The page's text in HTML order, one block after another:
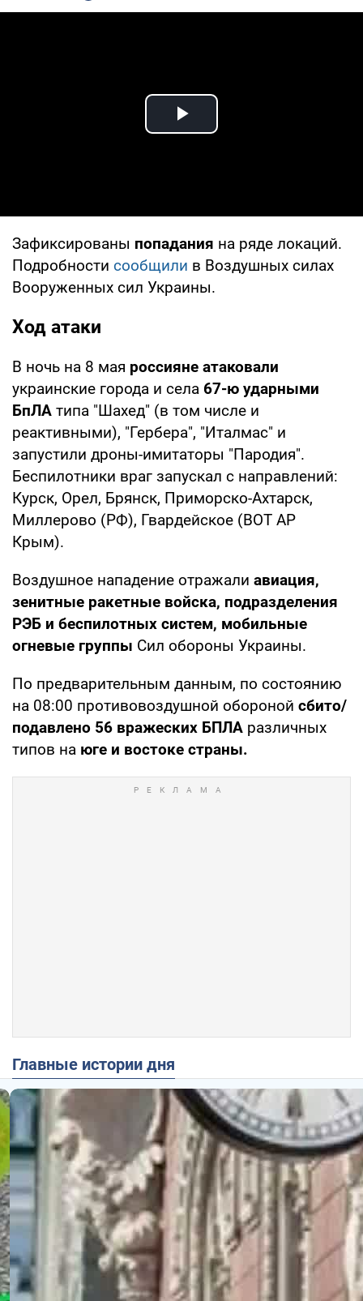
Play Video
Зафиксированы попадания на ряде локаций.
Подробности сообщили в Воздушных силах
Вооруженных сил Украины.
Ход атаки
В ночь на 8 мая россияне атаковали
украинские города и села 67-ю ударными
БпЛА типа "Шахед" (в том числе и
реактивными), "Гербера", "Италмас" и
запустили дроны-имитаторы "Пародия".
Беспилотники враг запускал с направлений:
Курск, Орел, Брянск, Приморско-Ахтарск,
Миллерово (РФ), Гвардейское (ВОТ АР
Крым).
Воздушное нападение отражали авиация,
зенитные ракетные войска, подразделения
РЭБ и беспилотных систем, мобильные
огневые группы Сил обороны Украины.
По предварительным данным, по состоянию
на 08:00 противовоздушной обороной сбито/
подавлено 56 вражеских БПЛА различных
типов на юге и востоке страны.
Главные истории дня